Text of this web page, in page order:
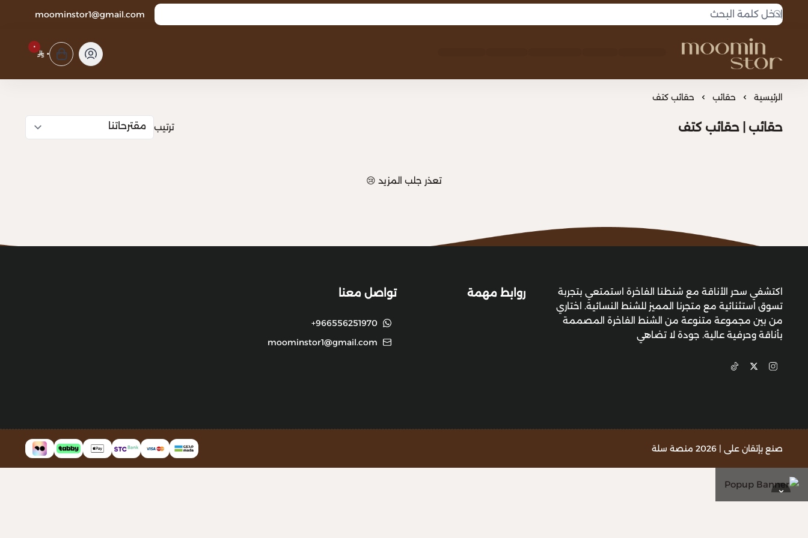
moominstor1@gmail.com
مومين
٠
٠
الرئيسية حقائب حقائب كتف
حقائب | حقائب كتف ترتيب
تعذر جلب المزيد 😢
اكتشفي سحر الأناقة مع شنطنا الفاخرة استمتعي بتجربة
تسوق استثنائية مع متجرنا المميز للشنط النسائية. اختاري
من بين مجموعة متنوعة من الشنط الفاخرة المصممة
بأناقة وحرفية عالية. جودة لا تضاهي
روابط مهمة تواصل معنا
+966556251970
moominstor1@gmail.com
صنع بإتقان على | 2026 منصة سلة
×